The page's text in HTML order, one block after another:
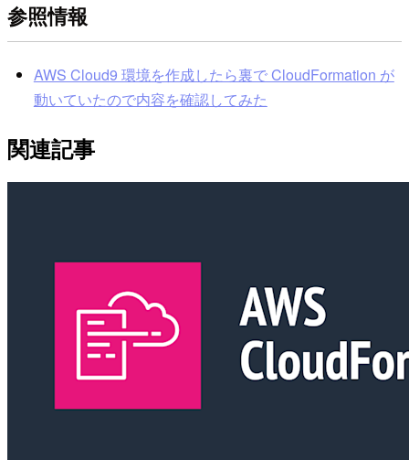
参照情報
AWS Cloud9 環境を作成したら裏で CloudFormation が
動いていたので内容を確認してみた
関連記事